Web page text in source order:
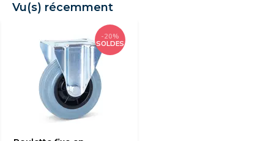
Vu(s) récemment
-20%
SOLDES